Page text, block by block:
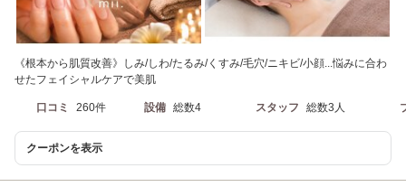
《根本から肌質改善》しみ/しわ/たるみ/くすみ/毛穴/ニキビ/小顔...悩みに合わ
せたフェイシャルケアで美肌
口コミ 260件 設備 総数4 スタッフ 総数3人
クーポンを表示